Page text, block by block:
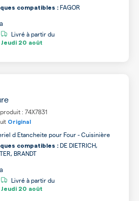
compatibles : FAGOR
Livré à partir du
Jeudi 20 août
: 74X7831
Original
d Etancheite pour Four - Cuisinière
compatibles : DE DIETRICH,
BRANDT
Livré à partir du
Jeudi 20 août